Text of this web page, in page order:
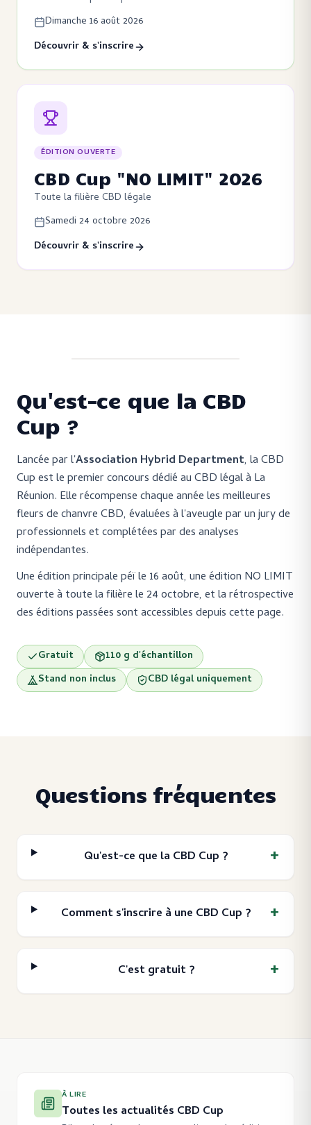
Dimanche 16 août 2026
Découvrir & s'inscrire
ÉDITION OUVERTE
CBD Cup "NO LIMIT" 2026
Toute la filière CBD légale
Samedi 24 octobre 2026
Découvrir & s'inscrire
Qu'est-ce que la CBD
Cup ?
Lancée par l'Association Hybrid Department, la CBD
Cup est le premier concours dédié au CBD légal à La
Réunion. Elle récompense chaque année les meilleures
fleurs de chanvre CBD, évaluées à l'aveugle par un jury de
professionnels et complétées par des analyses
indépendantes.
Une édition principale péï le 16 août, une édition NO LIMIT
ouverte à toute la filière le 24 octobre, et la rétrospective
des éditions passées sont accessibles depuis cette page.
Gratuit
110 g d'échantillon
Stand non inclus
CBD légal uniquement
Questions fréquentes
Qu'est-ce que la CBD Cup ? +
Comment s'inscrire à une CBD Cup ? +
C'est gratuit ? +
À LIRE
Toutes les actualités CBD Cup